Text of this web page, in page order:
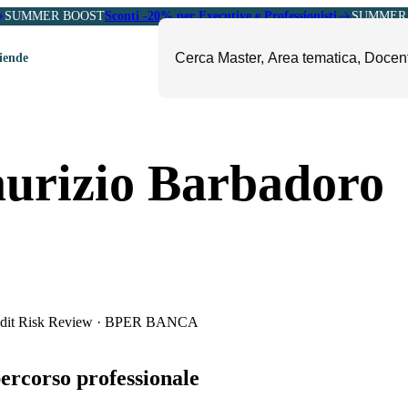
SUMMER BOOSTSconti -20% per Executive e Professionisti
e Soft Skills
Amministrazione
Ambiente
Fashion e Luxury
Barbadoro
Risk Review · BPER BANCA
professionale